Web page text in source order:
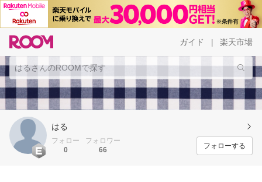
ガイド 楽天市場
はる
フォロー
0
フォロワー
66
フォローする